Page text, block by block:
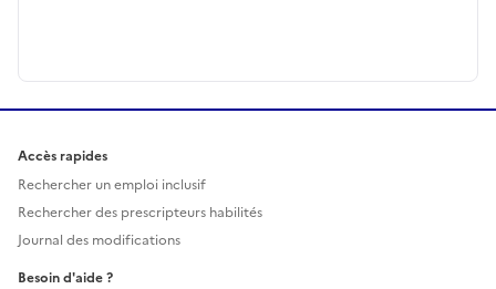
Accès rapides
Rechercher un emploi inclusif
Rechercher des prescripteurs habilités
Journal des modifications
Besoin d'aide ?